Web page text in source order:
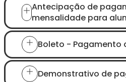
Antecipação de
mensalidade para
Boleto - Pagamento
Demonstrativo de